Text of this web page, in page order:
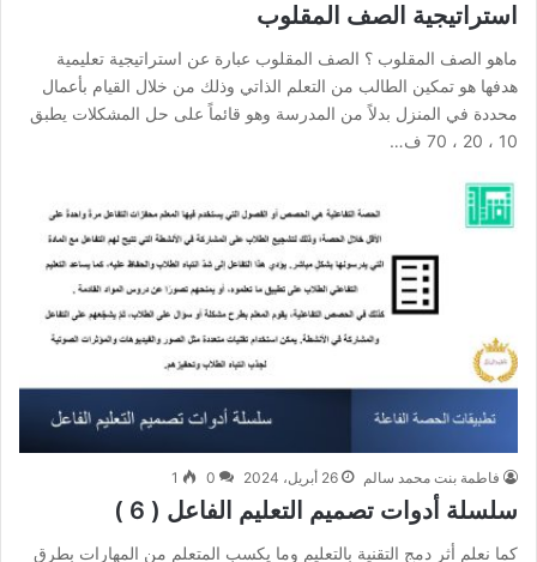
استراتيجية الصف المقلوب
ماهو الصف المقلوب ؟ الصف المقلوب عبارة عن استراتيجية تعليمية
هدفها هو تمكين الطالب من التعلم الذاتي وذلك من خلال القيام بأعمال
محددة في المنزل بدلاً من المدرسة وهو قائماً على حل المشكلات يطبق
10 ، 20 ، 70 ف…
فاطمة بنت محمد سالم 26 أبريل، 2024 0
1
سلسلة أدوات تصميم التعليم الفاعل ( 6 )
كما نعلم أثر دمج التقنية بالتعليم وما يكسب المتعلم من المهارات بطرق